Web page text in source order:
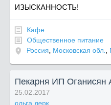
ИЗЫСКАННОСТЬ!
Кафе
Общественное питание
Россия, Московская обл.,
Пекарня ИП Оганисян
25.02.2017
ольга дерк.